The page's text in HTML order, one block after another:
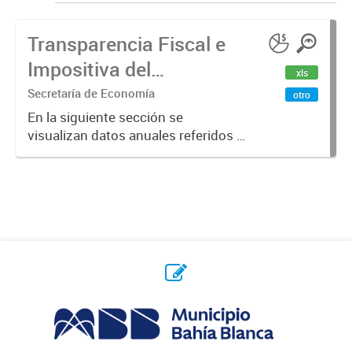
Transparencia Fiscal e
Impositiva del
Municipio. Año 2023
Secretaría de Economía
En la siguiente sección se
visualizan datos anuales referidos a
la transparencia fiscal e impositiva
xls
otro